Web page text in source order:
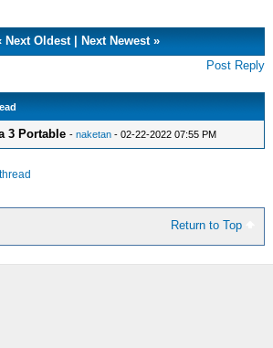
Next Oldest| Next Newest»
Post Reply
3 Portable -naketan - 02-22-2022 07:55 PM
Return to Top